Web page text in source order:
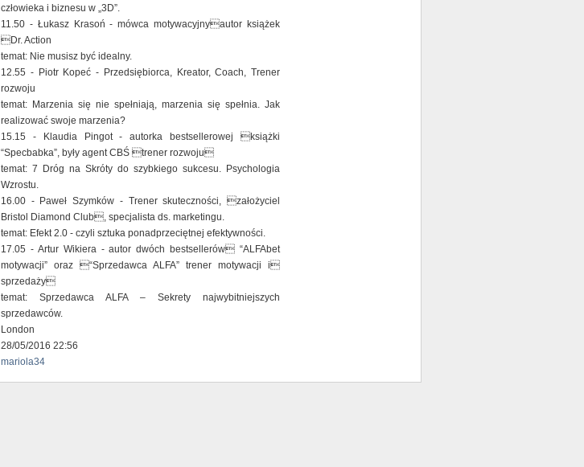
człowieka i biznesu w „3D”.
11.50 - Łukasz Krasoń - mówca motywacyjnyautor książek
Dr. Action
temat: Nie musisz być idealny.
12.55 - Piotr Kopeć - Przedsiębiorca, Kreator, Coach, Trener
rozwoju
temat: Marzenia się nie spełniają, marzenia się spełnia. Jak
realizować swoje marzenia?
15.15 - Klaudia Pingot - autorka bestsellerowej książki
“Specbabka”, były agent CBŚ trener rozwoju
temat: 7 Dróg na Skróty do szybkiego sukcesu. Psychologia
Wzrostu.
16.00 - Paweł Szymków - Trener skuteczności, założyciel
Bristol Diamond Club, specjalista ds. marketingu.
temat: Efekt 2.0 - czyli sztuka ponadprzeciętnej efektywności.
17.05 - Artur Wikiera - autor dwóch bestsellerów “ALFAbet
motywacji” oraz “Sprzedawca ALFA” trener motywacji i
sprzedaży
temat: Sprzedawca ALFA – Sekrety najwybitniejszych
sprzedawców.
London
28/05/2016 22:56
mariola34